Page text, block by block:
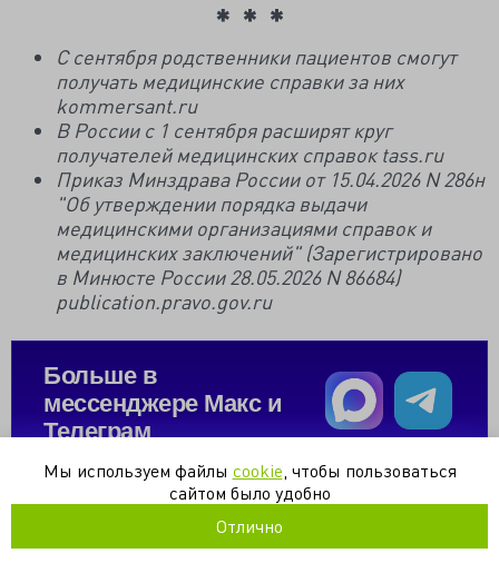
С сентября родственники пациентов смогут
получать медицинские справки за них
kommersant.ru
В России с 1 сентября расширят круг
получателей медицинских справок tass.ru
Приказ Минздрава России от 15.04.2026 N 286н
"Об утверждении порядка выдачи
медицинскими организациями справок и
медицинских заключений" (Зарегистрировано
в Минюсте России 28.05.2026 N 86684)
publication.pravo.gov.ru
Больше в
мессенджере Макс и
Телеграм
медсправка
Мы используем файлы cookie , чтобы пользоваться
сайтом было удобно
Отлично